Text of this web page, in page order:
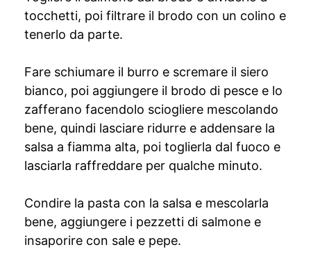
tocchetti, poi filtrare il brodo con un colino e
tenerlo da parte.
Fare schiumare il burro e scremare il siero
bianco, poi aggiungere il brodo di pesce e lo
zafferano facendolo sciogliere mescolando
bene, quindi lasciare ridurre e addensare la
salsa a fiamma alta, poi toglierla dal fuoco e
lasciarla raffreddare per qualche minuto.
Condire la pasta con la salsa e mescolarla
bene, aggiungere i pezzetti di salmone e
insaporire con sale e pepe.